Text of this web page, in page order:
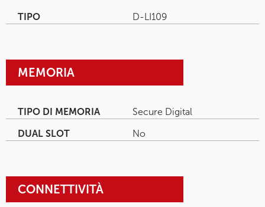
TIPO D-LI109
MEMORIA
TIPO DI MEMORIA
Secure Digital
DUAL SLOT
No
CONNETTIVITÀ